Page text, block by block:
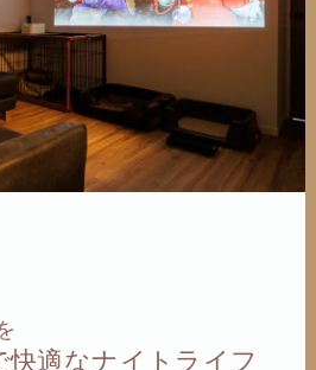
快適なナイトライフ